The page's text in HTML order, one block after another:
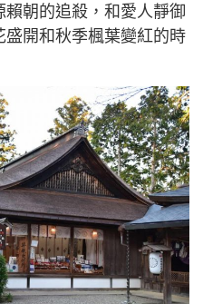
朝的追殺，和愛人靜御
開和秋季楓葉變紅的時